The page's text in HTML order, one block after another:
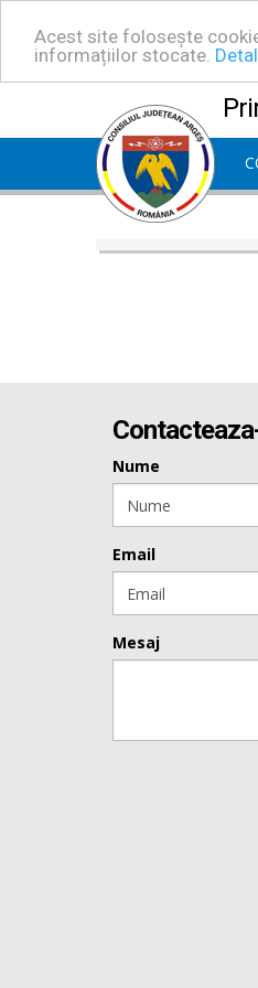
Acest site folosește
informațiilor stocate.
Nume
Email
Mesaj